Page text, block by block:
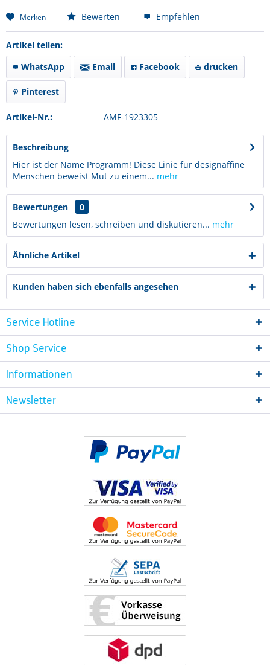
Merken Bewerten Empfehlen
Artikel teilen:
WhatsApp
Email Facebook drucken
Pinterest
Artikel-Nr.: AMF-1923305
Beschreibung
Hier ist der Name Programm! Diese Linie für designaffine
Menschen beweist Mut zu einem... mehr
Bewertungen
0
Bewertungen lesen, schreiben und diskutieren... mehr
Ähnliche Artikel
Kunden haben sich ebenfalls angesehen
Service Hotline
Shop Service
Informationen
Newsletter